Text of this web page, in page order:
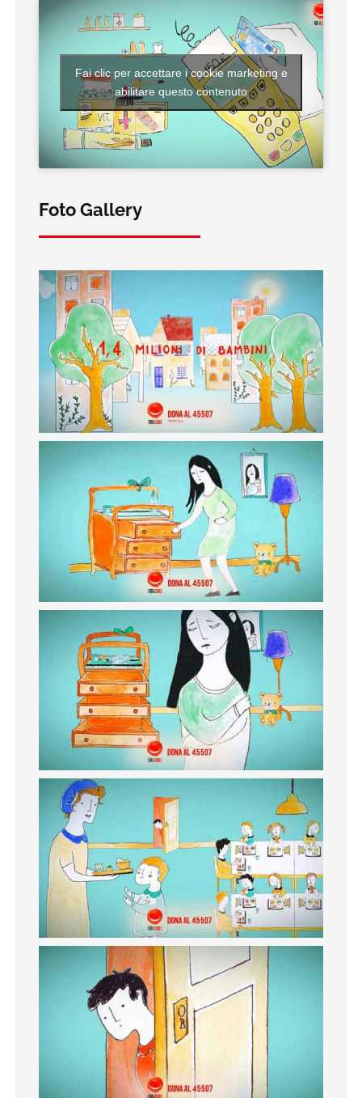
Fai clic per accettare i cookie marketing e
abilitare questo contenuto
Foto Gallery